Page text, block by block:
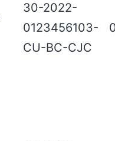
30-2022-
0123456103-
CU-BC-CJC